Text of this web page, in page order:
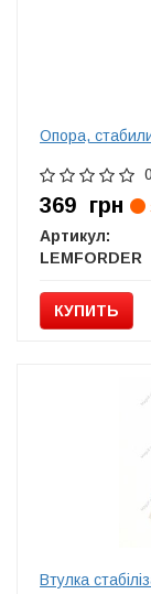
Опора,
369 грн
Артикул:
LEMFORDER
КУПИТЬ
Втулка